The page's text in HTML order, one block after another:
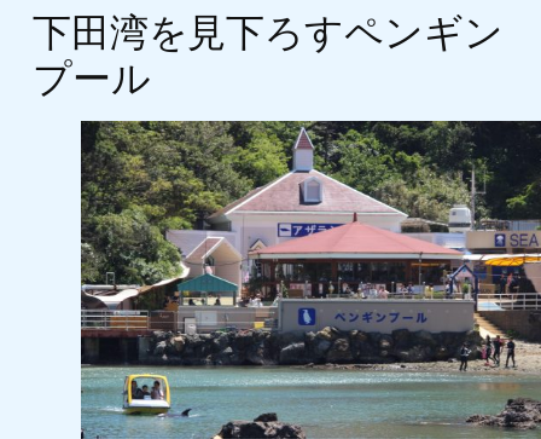
下田湾を見下ろすペンギン
プール